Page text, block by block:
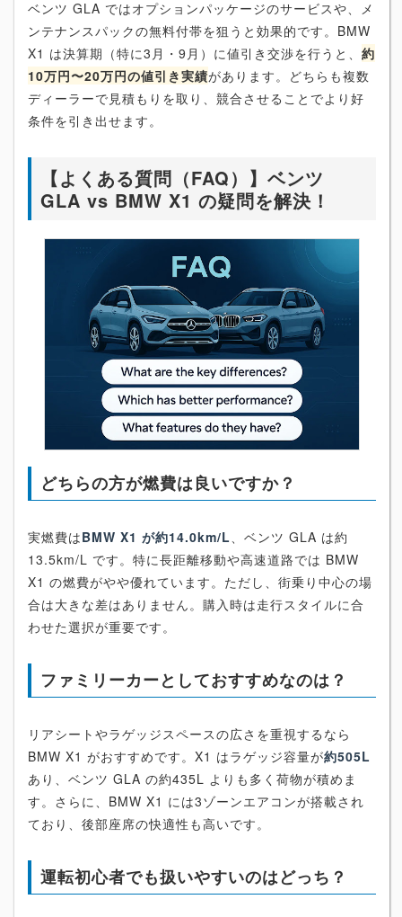
ベンツ GLA ではオプションパッケージのサービスや、メ
ンテナンスパックの無料付帯を狙うと効果的です。BMW
X1 は決算期（特に3月・9月）に値引き交渉を行うと、 約
10万円〜20万円の値引き実績があります。どちらも複数
ディーラーで見積もりを取り、競合させることでより好
条件を引き出せます。
【よくある質問（FAQ）】ベンツ
GLA vs BMW X1 の疑問を解決！
どちらの方が燃費は良いですか？
実燃費はBMW X1 が約14.0km/L 、ベンツ GLA は約
13.5km/L です。特に長距離移動や高速道路では BMW
X1 の燃費がやや優れています。ただし、街乗り中心の場
合は大きな差はありません。購入時は走行スタイルに合
わせた選択が重要です。
ファミリーカーとしておすすめなのは？
リアシートやラゲッジスペースの広さを重視するなら
BMW X1 がおすすめです。X1 はラゲッジ容量が約505L
あり、ベンツ GLA の約435L よりも多く荷物が積めま
す。さらに、BMW X1 には3ゾーンエアコンが搭載され
ており、後部座席の快適性も高いです。
運転初心者でも扱いやすいのはどっち？